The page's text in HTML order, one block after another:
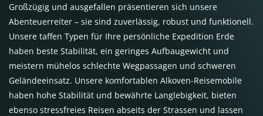
Großzügig und ausgefallen präsentieren sich unsere
Abenteuerreiter – sie sind zuverlässig, robust und funktionell.
Unsere taffen Typen für Ihre persönliche Expedition Erde
haben beste Stabilität, ein geringes Aufbaugewicht und
meistern mühelos schlechte Wegpassagen und schweren
Geländeeinsatz. Unsere komfortablen Alkoven-Reisemobile
haben hohe Stabilität und bewährte Langlebigkeit, bieten
ebenso stressfreies Reisen abseits der Strassen und lassen